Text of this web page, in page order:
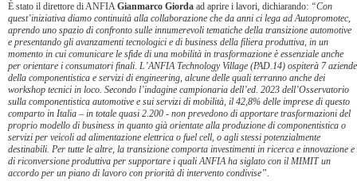
È stato il direttore di ANFIAGianmarco Giorda ad aprire i lavori, dichiarando: “Con
quest’iniziativa diamo continuità alla collaborazione che da anni ci lega ad Autopromotec,
aprendo uno spazio di confronto sulle innumerevoli tematiche della transizione automotive
e presentando gli avanzamenti tecnologici e di business della filiera produttiva, in un
momento in cui comunicare le sfide di una mobilità in trasformazione è essenziale anche
per orientare i consumatori finali. L’ANFIA Technology Village (PAD.14) ospiterà 7 aziende
della componentistica e servizi di engineering, alcune delle quali terranno anche dei
workshop tecnici in loco. Secondo l’indagine campionaria dell’ed. 2023 dell’Osservatorio
sulla componentistica automotive e sui servizi di mobilità, il 42,8% delle imprese di questo
comparto in Italia – in totale quasi 2.200 - non prevedono di apportare trasformazioni del
proprio modello di business in quanto già orientate alla produzione di componentistica o
servizi per veicoli ad alimentazione elettrica o fuel cell, o agli stessi potenzialmente
destinabili. Per tutte le altre, la transizione comporta investimenti in ricerca e innovazione e
di riconversione produttiva per supportare i quali ANFIA ha siglato con il MIMIT un
accordo per un piano di lavoro con priorità di intervento condivise”.